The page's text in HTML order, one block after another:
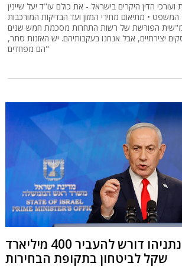
הדין היקרים בישראל - את כולם עו"ד יעל שיינין
• מתיאום מחירי המזון ועד הבדיקות המורכבות
הפורשת של רשות התחרות מסכמת חמש שנים
יצירתיים, אבל אנחנו בעקבותיהם. יש האזנות סתר,
הם מפחדים"
חשיפת גלובס: נתניהו דורש להעביר 400 מיליארד
שקל לביטחון בתקופת הבחירות